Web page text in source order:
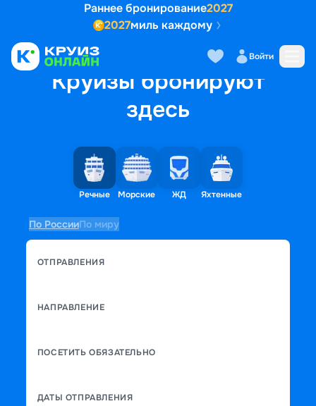
Раннее бронирование2027
2027миль каждому
Войти
Круизы бронируют
здесь
Речные Морские ЖД Яхтенные
По РоссииПо миру
ОТПРАВЛЕНИЯ
НАПРАВЛЕНИЕ
ПОСЕТИТЬ ОБЯЗАТЕЛЬНО
ДАТЫ ОТПРАВЛЕНИЯ